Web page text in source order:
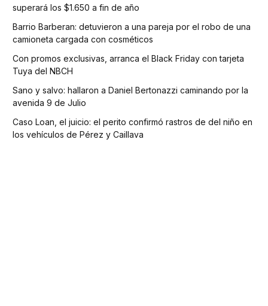
superará los $1.650 a fin de año
Barrio Barberan: detuvieron a una pareja por el robo de una
camioneta cargada con cosméticos
Con promos exclusivas, arranca el Black Friday con tarjeta
Tuya del NBCH
Sano y salvo: hallaron a Daniel Bertonazzi caminando por la
avenida 9 de Julio
Caso Loan, el juicio: el perito confirmó rastros de del niño en
los vehículos de Pérez y Caillava